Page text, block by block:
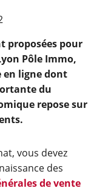
proposées pour
Pôle Immo,
en ligne dont
du
repose sur
vous devez
des
de vente